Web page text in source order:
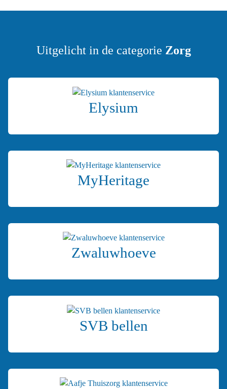
Uitgelicht in de categorie Zorg
Elysium
MyHeritage
Zwaluwhoeve
SVB bellen